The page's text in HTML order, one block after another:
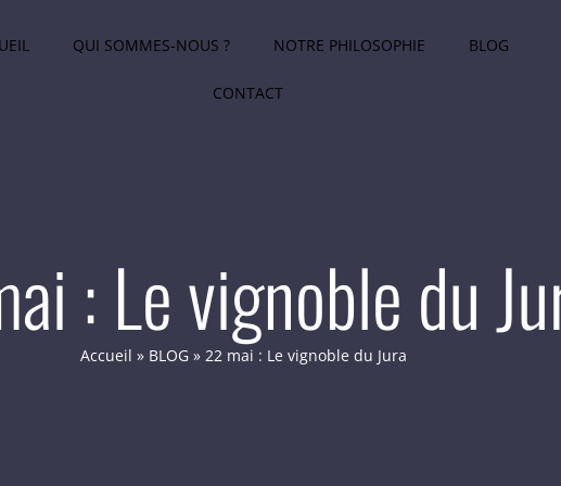
QUI SOMMES-NOUS ? NOTRE PHILOSOPHIE BLOG
CONTACT
: Le vignoble du
Accueil » BLOG» 22 mai : Le vignoble du Jura